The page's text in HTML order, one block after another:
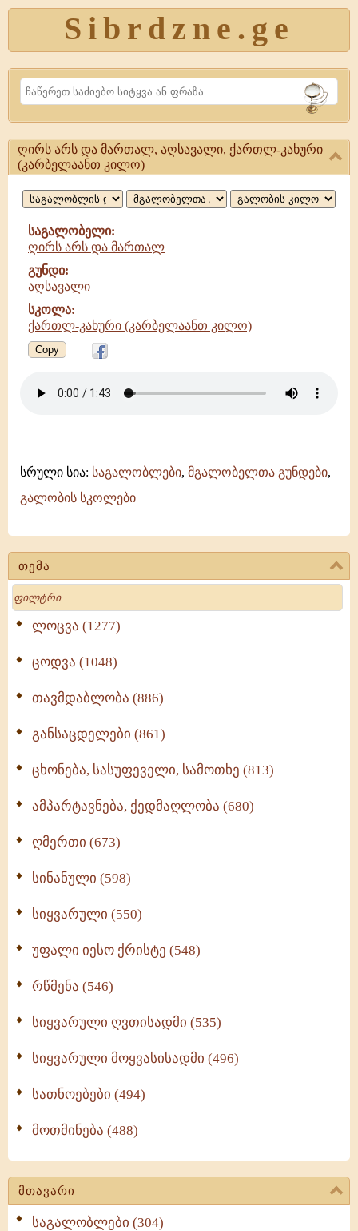
Sibrdzne.ge
Search
თემა
Search
ლოცვა (1277)
ცოდვა (1048)
თავმდაბლობა (886)
განსაცდელები (861)
ცხონება, სასუფეველი, სამოთხე (813)
ამპარტავნება, ქედმაღლობა (680)
ღმერთი (673)
სინანული (598)
სიყვარული (550)
უფალი იესო ქრისტე (548)
რწმენა (546)
სიყვარული ღვთისადმი (535)
სიყვარული მოყვასისადმი (496)
სათნოებები (494)
მოთმინება (488)
მთავარი
საგალობლები (304)
ღირს
არს
მართალ,
აღსავალი,
ქართლ-
კახური
ღირს არს და მართალ, აღსავალი, ქართლ-კახური
(კარბელაანთ კილო)
საგალობელი:
ღირს არს და მართალ
გუნდი:
აღსავალი
სკოლა:
ქართლ-კახური (კარბელაანთ კილო)
Copy
სრული სია: საგალობლები, მგალობელთა გუნდები,
გალობის სკოლები